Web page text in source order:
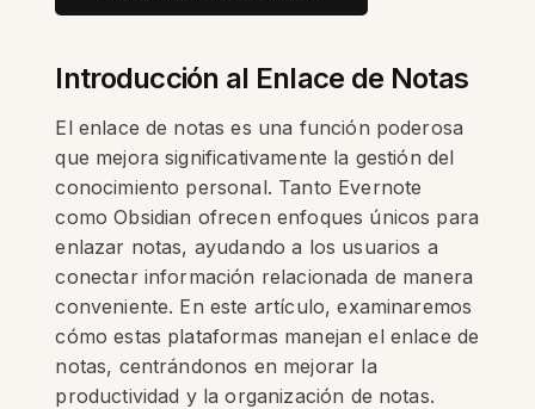
Introducción al Enlace de Notas
El enlace de notas es una función poderosa
que mejora significativamente la gestión del
conocimiento personal. Tanto Evernote
como Obsidian ofrecen enfoques únicos para
enlazar notas, ayudando a los usuarios a
conectar información relacionada de manera
conveniente. En este artículo, examinaremos
cómo estas plataformas manejan el enlace de
notas, centrándonos en mejorar la
productividad y la organización de notas.